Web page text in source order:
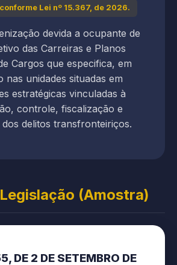
Lei nº 15.367, de 2026.
devida a ocupante de
das Carreiras e Planos
Cargos que especifica, em
nas unidades situadas em
estratégicas vinculadas à
controle, fiscalização e
delitos transfronteiriços.
(Amostra)
DE 2 DE SETEMBRO DE